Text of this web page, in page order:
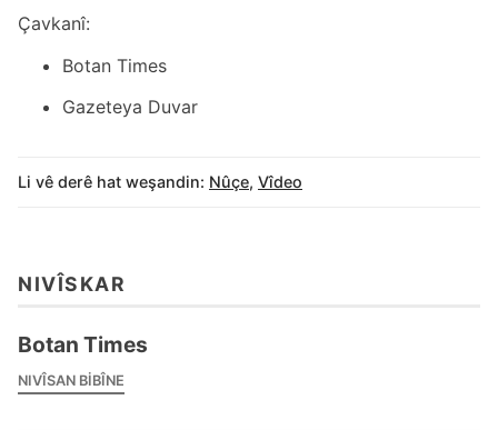
Çavkanî:
Botan Times
Gazeteya Duvar
Li vê derê hat weşandin: Nûçe, Vîdeo
NIVÎSKAR
Botan Times
NIVÎSAN BIBÎNE